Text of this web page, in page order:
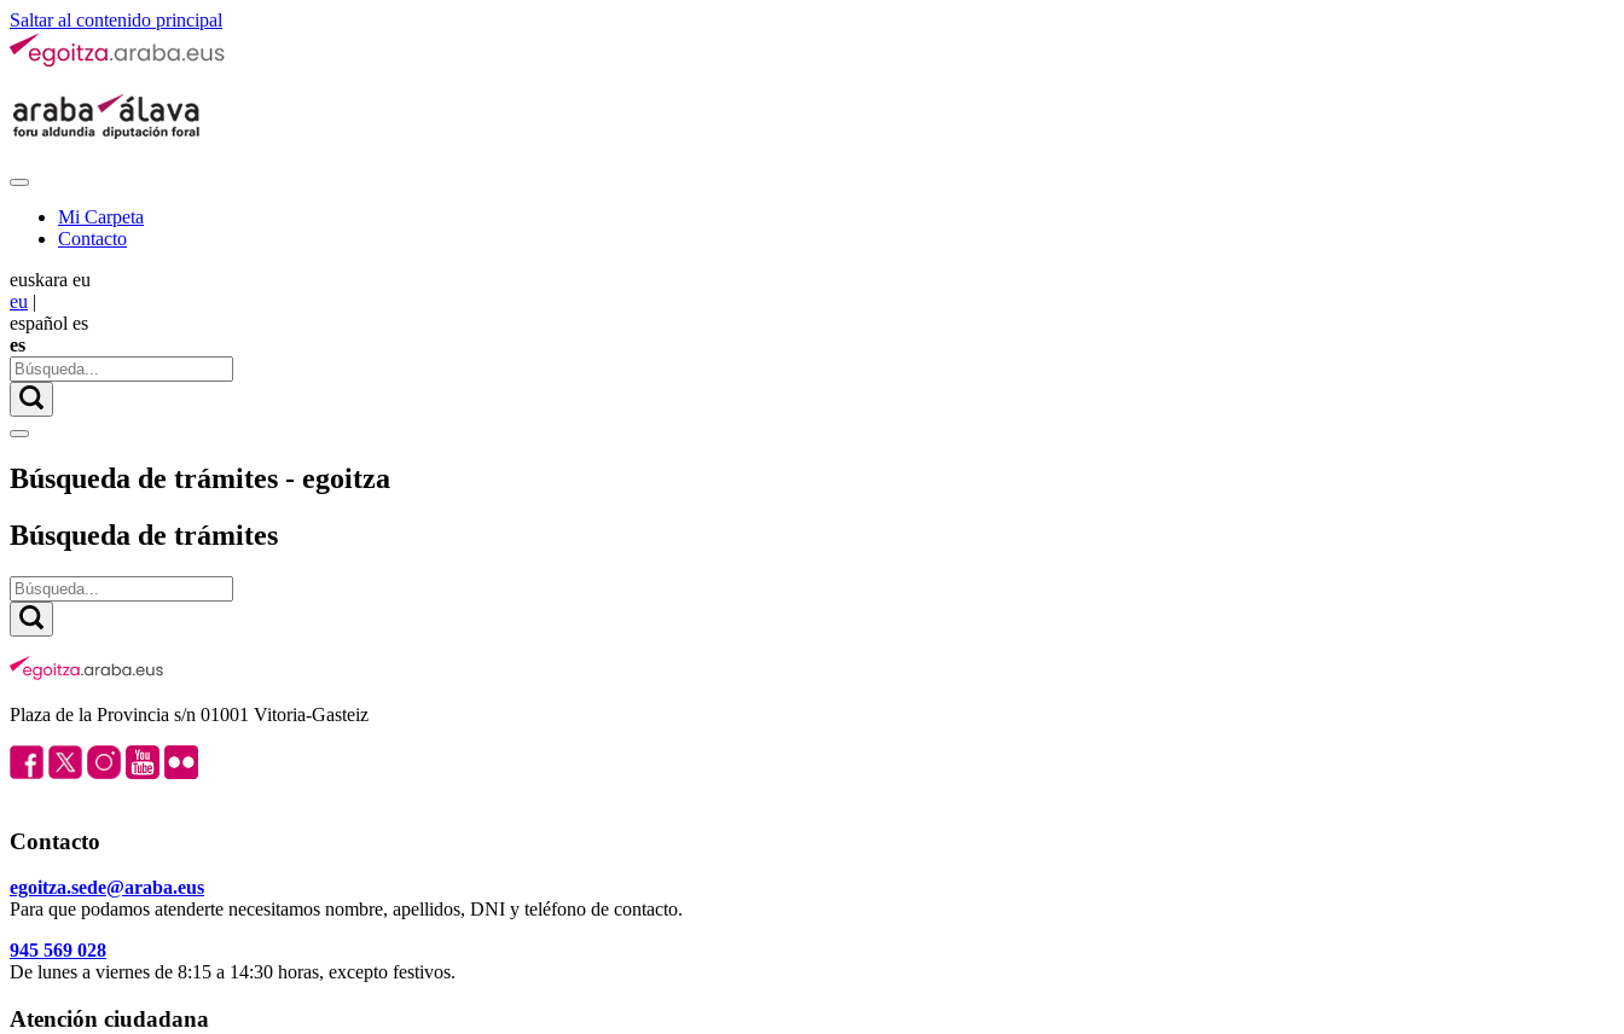
Saltar al contenido principal
Mi Carpeta
Contacto
euskara eu
eu |
español es
es
Búsqueda de trámites - egoitza
Búsqueda de trámites
Plaza de la Provincia s/n 01001 Vitoria-Gasteiz
Contacto
egoitza.sede@araba.eus
Para que podamos atenderte necesitamos nombre, apellidos, DNI y teléfono de contacto.
945 569 028
De lunes a viernes de 8:15 a 14:30 horas, excepto festivos.
Atención ciudadana